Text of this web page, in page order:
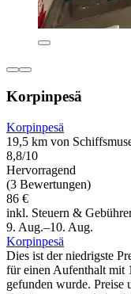
Korpinpesä
Korpinpesä
19,5 km von
8,8/10
Hervorragend
(3 Bewertungen)
86 €
inkl. Steuern &
9. Aug.–10. Aug.
Korpinpesä
Dies ist der niedrigste
für einen Aufenthalt mit
gefunden wurde. Preise